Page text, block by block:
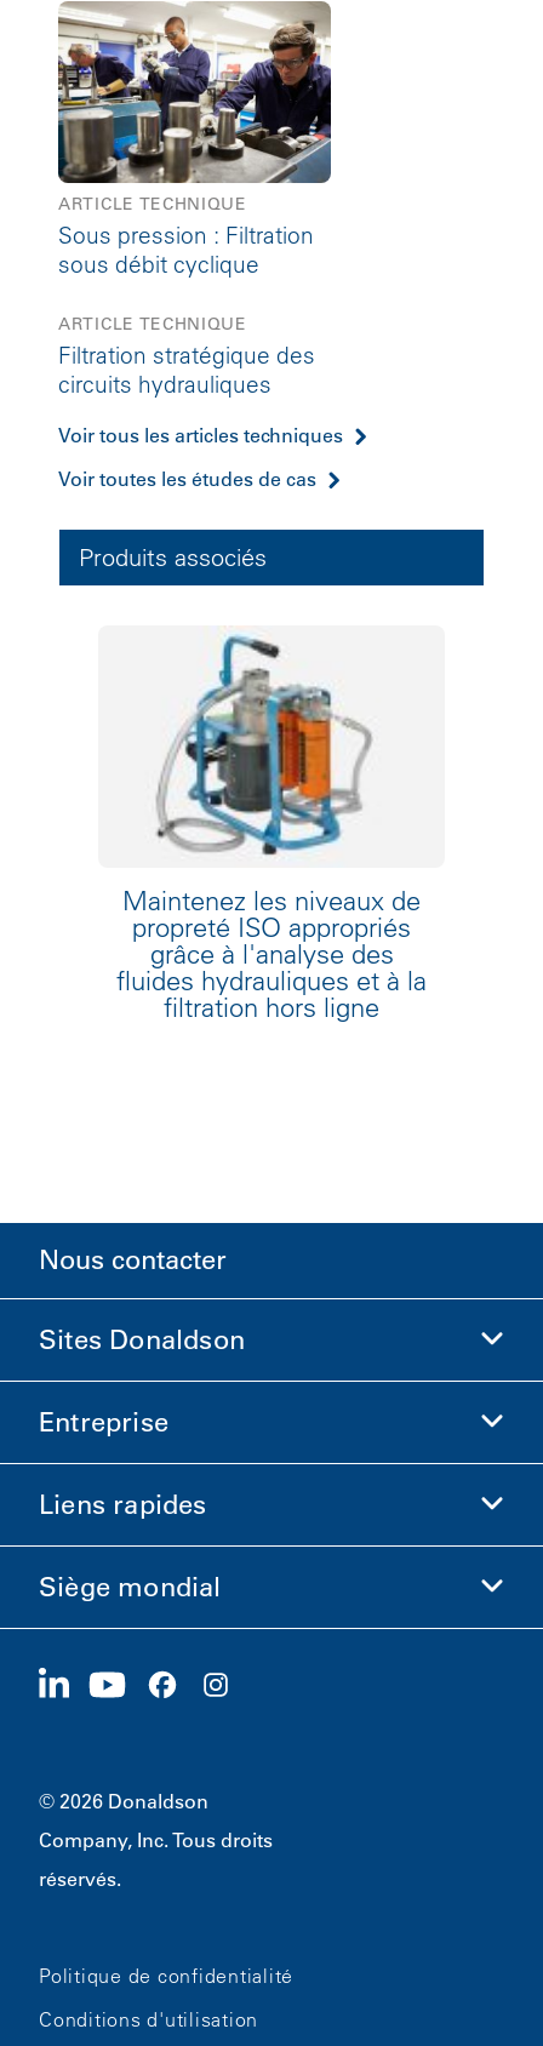
ARTICLE TECHNIQUE
Sous pression : Filtration
sous débit cyclique
ARTICLE TECHNIQUE
Filtration stratégique des
circuits hydrauliques
Voir tous les articles techniques
Voir toutes les études de cas
Produits associés
Maintenez les niveaux de
propreté ISO appropriés
grâce à l'analyse des
fluides hydrauliques et à la
filtration hors ligne
Nous contacter
Sites Donaldson
Donaldson Sciences de la vie
Boutique Donaldson
Entreprise
Informations sur l'entreprise
Éthique et conformité
Carrières
Liens rapides
Investisseurs
Fournisseurs
Développement durable
Siège mondial
1400 W 94th Street
© 2026 Donaldson
Company, Inc. Tous droits
réservés.
Politique de confidentialité
Conditions d'utilisation